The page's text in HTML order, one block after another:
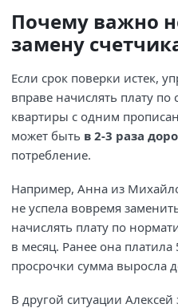
Почему важно
замену
Если срок поверки истек,
вправе начислять плату
квартиры с одним
может быть в 2-3 раза
потребление.
Например, Анна из
не успела вовремя
начислять плату по
в месяц. Ранее она платила
просрочки сумма выросла
В другой ситуации